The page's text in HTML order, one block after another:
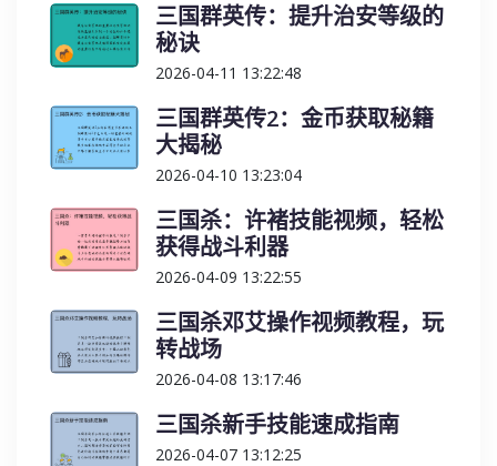
三国群英传：提升治安等级的
秘诀
2026-04-11 13:22:48
三国群英传2：金币获取秘籍
大揭秘
2026-04-10 13:23:04
三国杀：许褚技能视频，轻松
获得战斗利器
2026-04-09 13:22:55
三国杀邓艾操作视频教程，玩
转战场
2026-04-08 13:17:46
三国杀新手技能速成指南
2026-04-07 13:12:25